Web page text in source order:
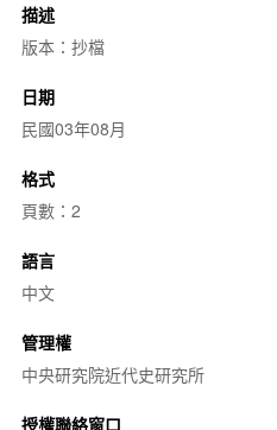
描述
版本：抄檔
日期
民國03年08月
格式
頁數：2
語言
中文
管理權
中央研究院近代史研究所
授權聯絡窗口